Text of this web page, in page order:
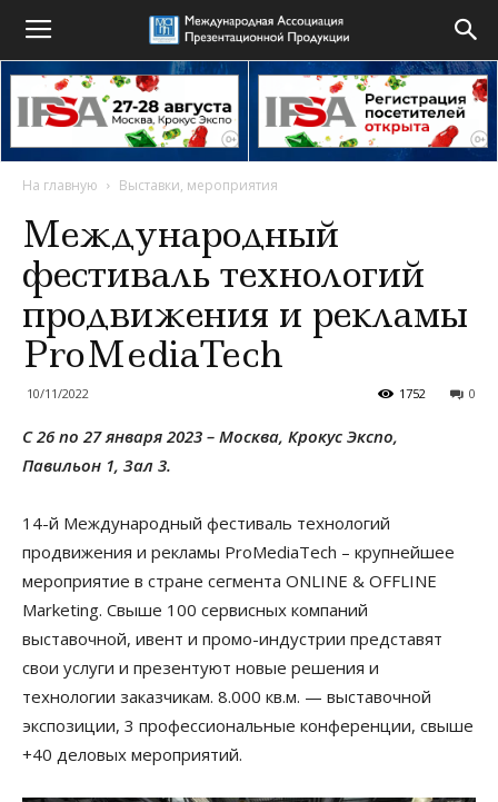
На главную Выставки, мероприятия
Международный
фестиваль технологий
продвижения и рекламы
ProMediaTech
10/11/2022 0
1752
С 26 по 27 января 2023 – Москва, Крокус Экспо,
Павильон 1, Зал 3.
14-й Международный фестиваль технологий
продвижения и рекламы ProMediaTech – крупнейшее
мероприятие в стране сегмента ONLINE & OFFLINE
Marketing. Свыше 100 сервисных компаний
выставочной, ивент и промо-индустрии представят
свои услуги и презентуют новые решения и
технологии заказчикам. 8.000 кв.м. — выставочной
экспозиции, 3 профессиональные конференции, свыше
+40 деловых мероприятий.